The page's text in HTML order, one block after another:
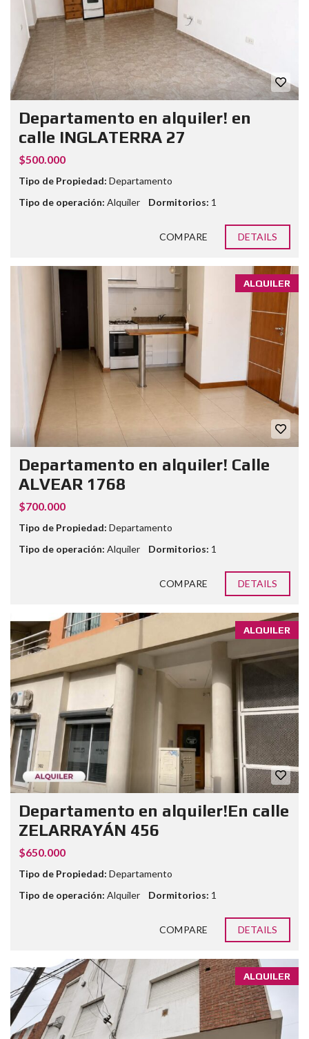
Departamento en alquiler! en
calle INGLATERRA 27
$500.000
Tipo de Propiedad: Departamento
Tipo de operación: Alquiler Dormitorios: 1
COMPARE DETAILS
ALQUILER
Departamento en alquiler! Calle
ALVEAR 1768
$700.000
Tipo de Propiedad: Departamento
Tipo de operación: Alquiler Dormitorios: 1
COMPARE DETAILS
ALQUILER
Departamento en alquiler!En calle
ZELARRAYÁN 456
$650.000
Tipo de Propiedad: Departamento
Tipo de operación: Alquiler Dormitorios: 1
COMPARE DETAILS
ALQUILER